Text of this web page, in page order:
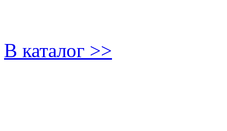
В каталог >>